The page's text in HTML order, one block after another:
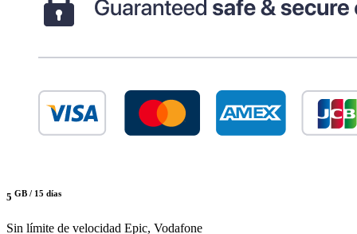
5 GB / 15 días
Sin límite de velocidad Epic, Vodafone